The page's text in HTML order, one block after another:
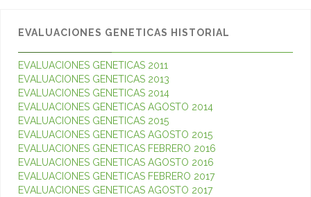
EVALUACIONES GENETICAS HISTORIAL
EVALUACIONES GENETICAS 2011
EVALUACIONES GENETICAS 2013
EVALUACIONES GENETICAS 2014
EVALUACIONES GENETICAS AGOSTO 2014
EVALUACIONES GENETICAS 2015
EVALUACIONES GENETICAS AGOSTO 2015
EVALUACIONES GENETICAS FEBRERO 2016
EVALUACIONES GENETICAS AGOSTO 2016
EVALUACIONES GENETICAS FEBRERO 2017
EVALUACIONES GENETICAS AGOSTO 2017